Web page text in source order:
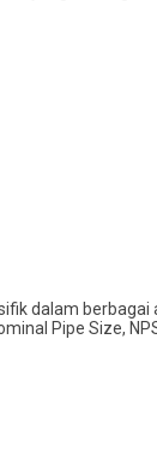
dalam
Pipe Size,